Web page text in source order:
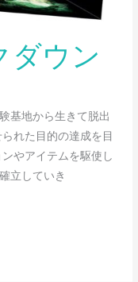
ダウン
基地から生きて脱出
れた目的の達成を目
やアイテムを駆使し
立していき